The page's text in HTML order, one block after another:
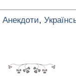
Анекдоти,